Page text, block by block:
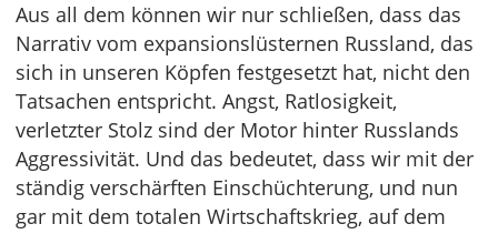
Aus all dem können wir nur schließen, dass das
Narrativ vom expansionslüsternen Russland, das
sich in unseren Köpfen festgesetzt hat, nicht den
Tatsachen entspricht. Angst, Ratlosigkeit,
verletzter Stolz sind der Motor hinter Russlands
Aggressivität. Und das bedeutet, dass wir mit der
ständig verschärften Einschüchterung, und nun
gar mit dem totalen Wirtschaftskrieg, auf dem